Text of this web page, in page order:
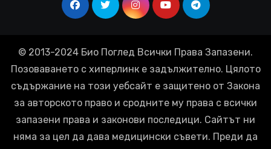
© 2013-2024 Био Поглед Всички Права Запазени.
Позоваването с хиперлинк е задължително. Цялото
съдържание на този уебсайт е защитено от Закона
за авторското право и сродните му права с всички
запазени права и законови последици. Сайтът ни
няма за цел да дава медицински съвети. Преди да